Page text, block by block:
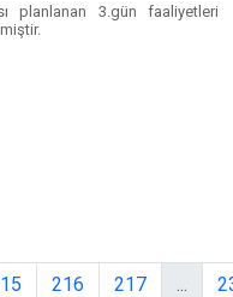
planlanan 3.gün faaliyetleri
216 217